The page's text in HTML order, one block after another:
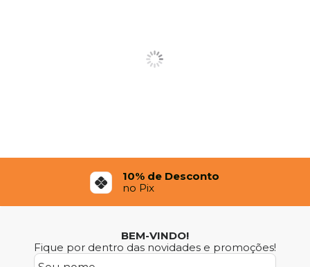
10% de Desconto
no Pix
BEM-VINDO!
Fique por dentro das novidades e promoções!